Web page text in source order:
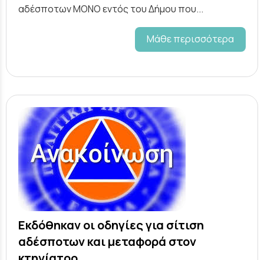
αδέσποτων ΜΟΝΟ εντός του Δήμου που...
Μάθε περισσότερα
Εκδόθηκαν οι οδηγίες για σίτιση
αδέσποτων και μεταφορά στον